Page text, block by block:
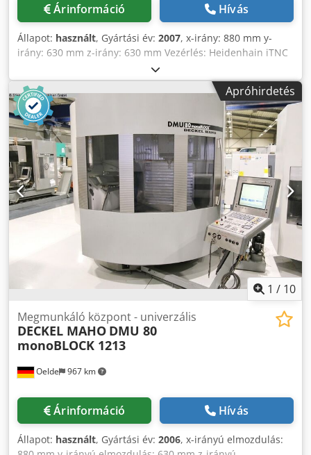
Árinformáció Hívás
Állapot: használt, Gyártási év: 2007, x-irány: 880 mm y-
irány: 630 mm z-irány: 630 mm Vezérlés: Heidenhain iTNC
530 Főorsó fordulatszám-tartomány max.: 18.000 ford./perc
Főorsó hajtási teljesítmény: 28 / 19 kW Max.
forgatónyomaték: 121 Nm Szerszám befogás: HSK-A 63
Billenthető B-tengely: +30° / -120° Asztalfelület: Ø 700 /
1.250 x 700 mm Max. asztalterhelés: 650 kg Forgatható C-
tengely: 360° Szerszámhelyek száma: 2x16 pozíció
Szerszám befogás: HSK-A 63 Max. szerszámátmérő: 80 mm
Max. szerszámátmérő szabad szomszédos hely esetén: 130
mm Max. szerszámsúly: 8,0 kg Max. szerszámhossz: 315
mm Max. előtolási sebesség: 30.000 mm/perc Gyorsjárat:
30 m/perc Teljes energiaigény: 48 kVA Gép súlya kb.: 14,0 t
Helyigény kb.: 4,5 x 4,0 x 2,6 m 5 tengelyes CNC
megmunkálóközpont, univerzális DECKEL MAHO - DMU 80
monoBLOCK Dedoyaci Tepfx Adgskr - NC körasztal (C-
tengely) integrálva a fixasztalba - Billenő marófej (B-
tengely)
Apróhirdetés
1 / 10
Oelde 967 km
Megmunkáló központ - univerzális
DECKEL MAHO DMU 80
monoBLOCK 1213
Árinformáció Hívás
Állapot: használt, Gyártási év: 2006, x-irányú elmozdulás: